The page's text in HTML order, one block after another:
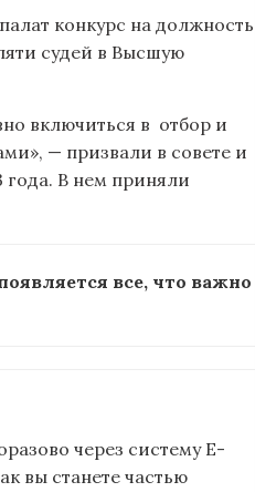
конкурс на должность
судей в Высшую
включиться в отбор и
— призвали в совете и
года. В нем приняли
все, что важно
через систему E-
вы станете частью